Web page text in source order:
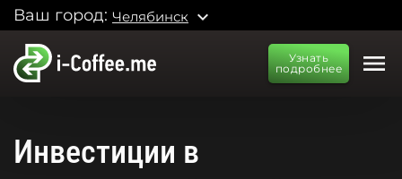
Ваш город: Челябинск expand_more
Узнать
подробнее
menu
Инвестиции в